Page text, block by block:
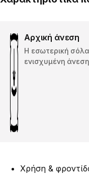
Αρχική άνεση
Η εσωτερική
ενισχυμένη
Χρήση &